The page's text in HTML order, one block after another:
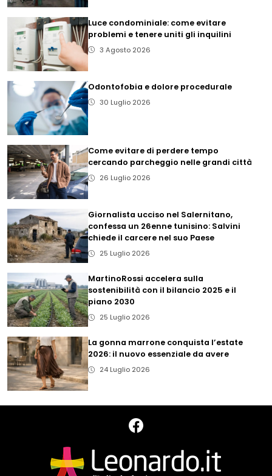
Luce condominiale: come evitare
problemi e tenere uniti gli inquilini
3 Agosto 2026
Odontofobia e dolore procedurale
30 Luglio 2026
Come evitare di perdere tempo
cercando parcheggio nelle grandi città
26 Luglio 2026
Giornalista ucciso nel Salernitano,
confessa un 26enne tunisino: Salvini
chiede il carcere nel suo Paese
25 Luglio 2026
MartinoRossi accelera sulla
sostenibilità con il bilancio 2025 e il
piano 2030
25 Luglio 2026
La gonna marrone conquista l’estate
2026: il nuovo essenziale da avere
24 Luglio 2026